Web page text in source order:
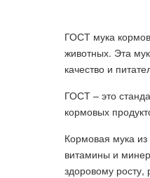
ГОСТ мука
животных. Эта
качество и
ГОСТ – это
кормовых
Кормовая мука
витамины и
здоровому